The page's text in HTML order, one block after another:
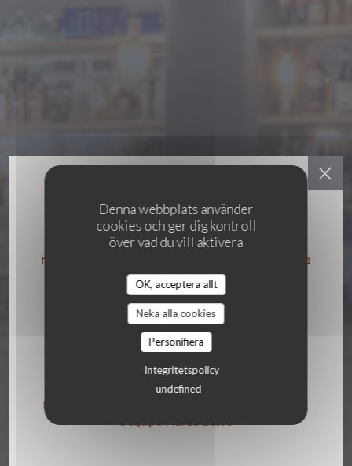
Denna webbplats använder
cookies och ger dig kontroll
över vad du vill aktivera
OK, acceptera allt
Neka alla cookies
Personifiera
Integritetspolicy
undefined
LE TOUQUET-PARIS-PLAGE
Restaurant MARÉE BASSE